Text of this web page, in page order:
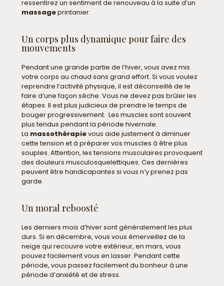
ressentirez un sentiment de renouveau à la suite d’un
massageprintanier.
Un corps plus dynamique pour faire des
mouvements
Pendant une grande partie de l’hiver, vous avez mis
votre corps au chaud sans grand effort. Si vous voulez
reprendre l’activité physique, il est déconseillé de le
faire d’une façon sèche. Vous ne devez pas brûler les
étapes. Il est plus judicieux de prendre le temps de
bouger progressivement. Les muscles sont souvent
plus tendus pendant la période hivernale.
La massothérapievous aide justement à diminuer
cette tension et à préparer vos muscles à être plus
souples. Attention, les tensions musculaires provoquent
des douleurs musculosquelettiques. Ces dernières
peuvent être handicapantes si vous n’y prenez pas
garde.
Un moral reboosté
Les derniers mois d’hiver sont généralement les plus
durs. Si en décembre, vous vous émerveillez de la
neige qui recouvre votre extérieur, en mars, vous
pouvez facilement vous en lasser. Pendant cette
période, vous passez facilement du bonheur à une
période d’anxiété et de stress.